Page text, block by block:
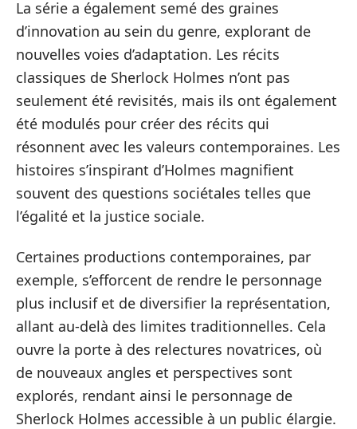
La série a également semé des graines
d’innovation au sein du genre, explorant de
nouvelles voies d’adaptation. Les récits
classiques de Sherlock Holmes n’ont pas
seulement été revisités, mais ils ont également
été modulés pour créer des récits qui
résonnent avec les valeurs contemporaines. Les
histoires s’inspirant d’Holmes magnifient
souvent des questions sociétales telles que
l’égalité et la justice sociale.
Certaines productions contemporaines, par
exemple, s’efforcent de rendre le personnage
plus inclusif et de diversifier la représentation,
allant au-delà des limites traditionnelles. Cela
ouvre la porte à des relectures novatrices, où
de nouveaux angles et perspectives sont
explorés, rendant ainsi le personnage de
Sherlock Holmes accessible à un public élargie.